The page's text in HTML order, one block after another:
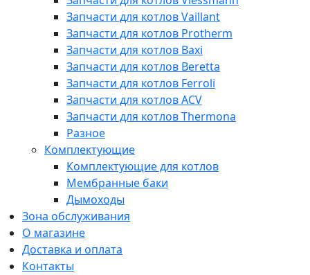
Запчасти для котлов Vaillant
Запчасти для котлов Protherm
Запчасти для котлов Baxi
Запчасти для котлов Beretta
Запчасти для котлов Ferroli
Запчасти для котлов ACV
Запчасти для котлов Thermona
Разное
Комплектующие
Комплектующие для котлов
Мембранные баки
Дымоходы
Зона обслуживания
О магазине
Доставка и оплата
Контакты